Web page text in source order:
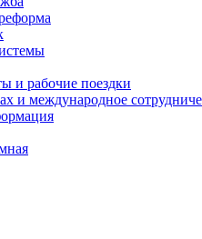
и рабочие поездки
и международное